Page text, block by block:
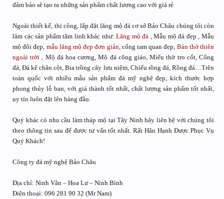
đảm bảo sẽ tạo ra những sản phẩm chất lượng cao với giá rẻ
Ngoài thiết kế, thi công, lắp đặt lăng mộ đá cơ sở Bảo Châu chúng tôi còn
làm các sản phẩm tâm linh khác như:Lăng mộ đá , Mẫu mộ đá đẹp , Mẫu
mộ đôi đẹp, mẫu lăng mộ đẹp đơn giản , cổng tam quan đẹp, Bàn thờ thiên
ngoài trời , Mộ đá hoa cương, Mộ đá công giáo, Miếu thờ tro cốt, Cổng
đá, Đá kê chân cột, Bia trồng cây lưu niệm, Chiếu rồng đá, Rồng đá…Trên
toàn quốc với nhiều mẫu sản phẩm đá mỹ nghệ đẹp, kích thước hợp
phong thủy lỗ ban, với giá thành tốt nhất, chất lượng sản phẩm tốt nhất,
uy tín luôn đặt lên hàng đầu.
Quý khác có nhu cầu làm tháp mộ tại Tây Ninh hãy liên hệ với chúng tôi
theo thông tin sau để được tư vấn tốt nhất. Rất Hân Hạnh Được Phục Vụ
Quý Khách!
Công ty đá mỹ nghệ Bảo Châu
Địa chỉ: Ninh Vân – Hoa Lư – Ninh Bình
Điện thoại: 096 281 90 32 (Mr Nam)